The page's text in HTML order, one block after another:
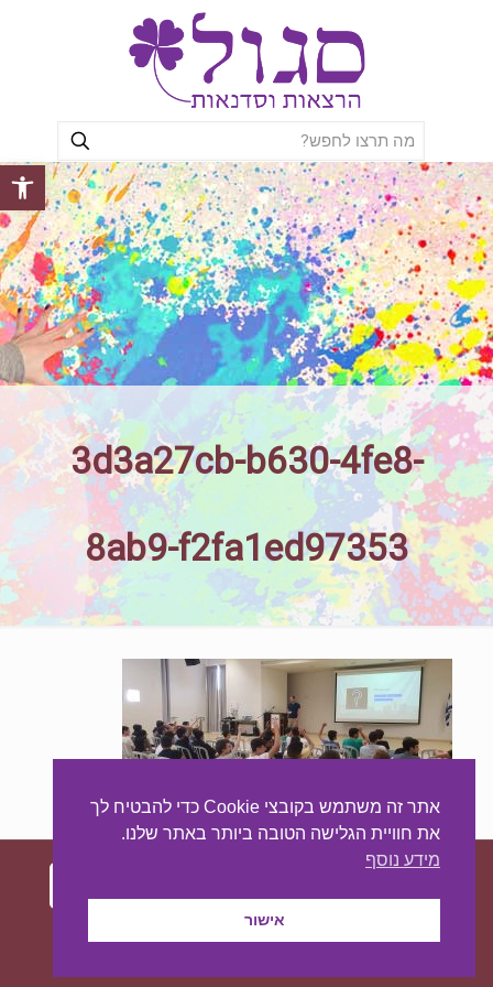
פתח
3d3a27cb-b630-4fe8-
8ab9-f2fa1ed97353
עיצוב ובניית האתר:מאסטר סייט - יצירת נוכחות
באינטרנט
אתר זה משתמש בקובצי Cookie כדי להבטיח לך
את חוויית הגלישה הטובה ביותר באתר שלנו.
מידע נוסף
אישור